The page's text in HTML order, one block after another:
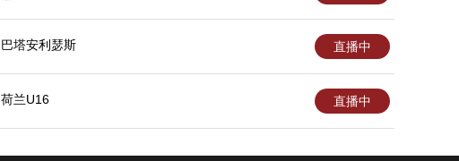
巴塔安利瑟斯 直播中
荷兰U16 直播中